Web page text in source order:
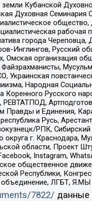
Кубанской
Духовная Семинария
города
Инглингов, Русский
Омская организация
Народная
Русского
РЕВТАТПОД,
и Единения,
Русь,
РПК,
г. Краснодара,
области, Проект
Instagram,
общественное
Республики,
ЛГБТ, Я.МЫ
7822/ данные